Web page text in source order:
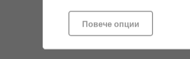
Повече опции